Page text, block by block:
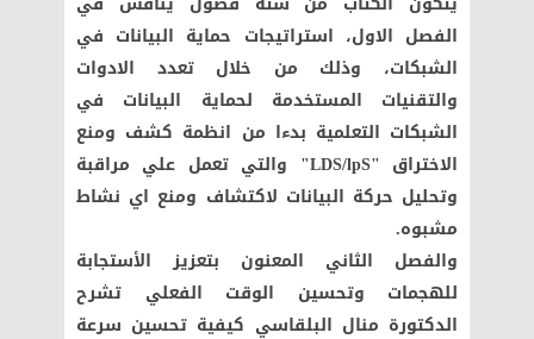
الفصل الاول، استراتيجات حماية البيانات في
الشبكات، وذلك من خلال تعدد الادوات
والتقنيات المستخدمة لحماية البيانات في
الشبكات التعلمية بدءا من انظمة كشف ومنع
الاختراق "LDS/lpS" والتي تعمل علي مراقبة
وتحليل حركة البيانات لاكتشاف ومنع اي نشاط
مشبوه.
والفصل الثاني المعنون بتعزيز الأستجابة
للهجمات وتحسين الوقت الفعلي تشرح
الدكتورة منال البلقاسي كيفية تحسين سرعة